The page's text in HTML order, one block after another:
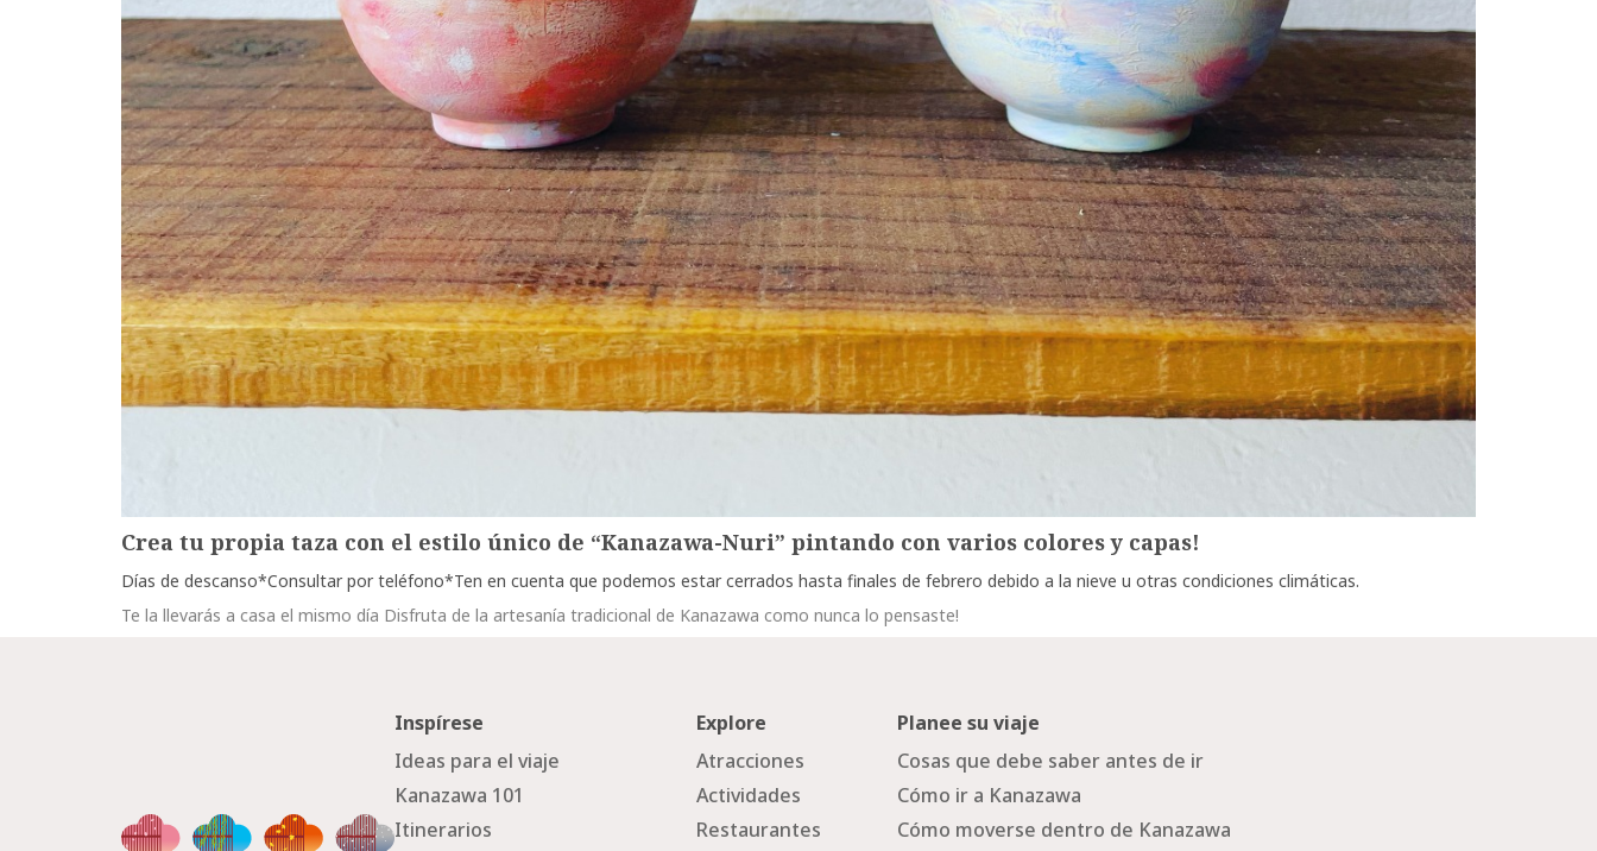
Crea tu propia taza con el estilo único de “Kanazawa-Nuri” pintando con varios colores y capas!
Días de descanso*Consultar por teléfono*Ten en cuenta que podemos estar cerrados hasta finales de febrero debido a la nieve u otras condiciones climáticas.
Te la llevarás a casa el mismo día Disfruta de la artesanía tradicional de Kanazawa como nunca lo pensaste!
Inspírese
Ideas para el viaje
Kanazawa 101
Itinerarios
Explore
Atracciones
Actividades
Restaurantes
Planee su viaje
Cosas que debe saber antes de ir
Cómo ir a Kanazawa
Cómo moverse dentro de Kanazawa